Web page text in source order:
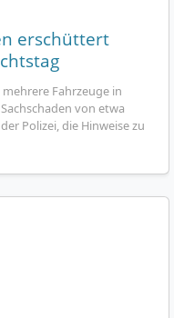
erschüttert
Fahrzeuge in
von etwa
Polizei, die Hinweise zu